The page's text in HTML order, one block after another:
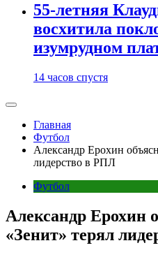
55-летняя
восхитила
изумрудном
14 часов спустя
Главная
Футбол
Александр Ерохин
лидерство в РПЛ
Футбол
Александр Ерохин
«Зенит» терял